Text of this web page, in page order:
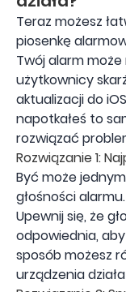
Teraz możesz
piosenkę
Twój alarm może
użytkownicy
aktualizacji do iOS
napotkałeś to
rozwiązać
Rozwiązanie 1:
Być może
głośności
Upewnij się, że
odpowiednia,
sposób możesz
urządzenia